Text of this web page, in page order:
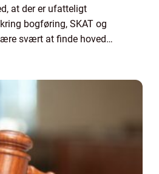
at der er ufatteligt
bogføring, SKAT og
svært at finde hoved